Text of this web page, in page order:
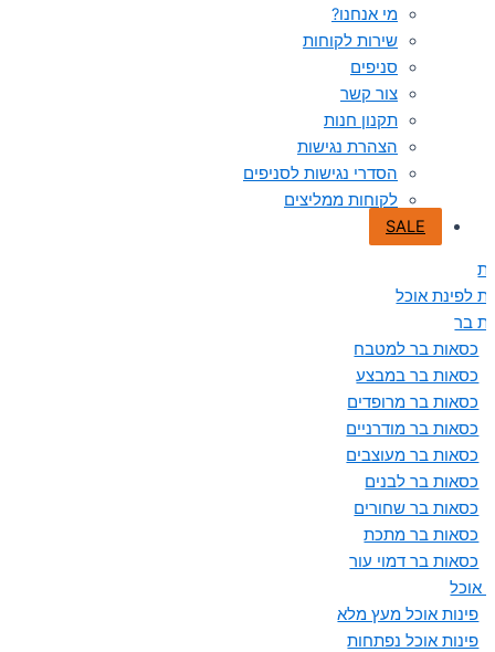
מי אנחנו?
שירות לקוחות
סניפים
צור קשר
תקנון חנות
הצהרת נגישות
הסדרי נגישות לסניפים
לקוחות ממליצים
SALE
לפינת אוכל
בר
כסאות בר למטבח
כסאות בר במבצע
כסאות בר מרופדים
כסאות בר מודרניים
כסאות בר מעוצבים
כסאות בר לבנים
כסאות בר שחורים
כסאות בר מתכת
כסאות בר דמוי עור
אוכל
פינות אוכל מעץ מלא
פינות אוכל נפתחות